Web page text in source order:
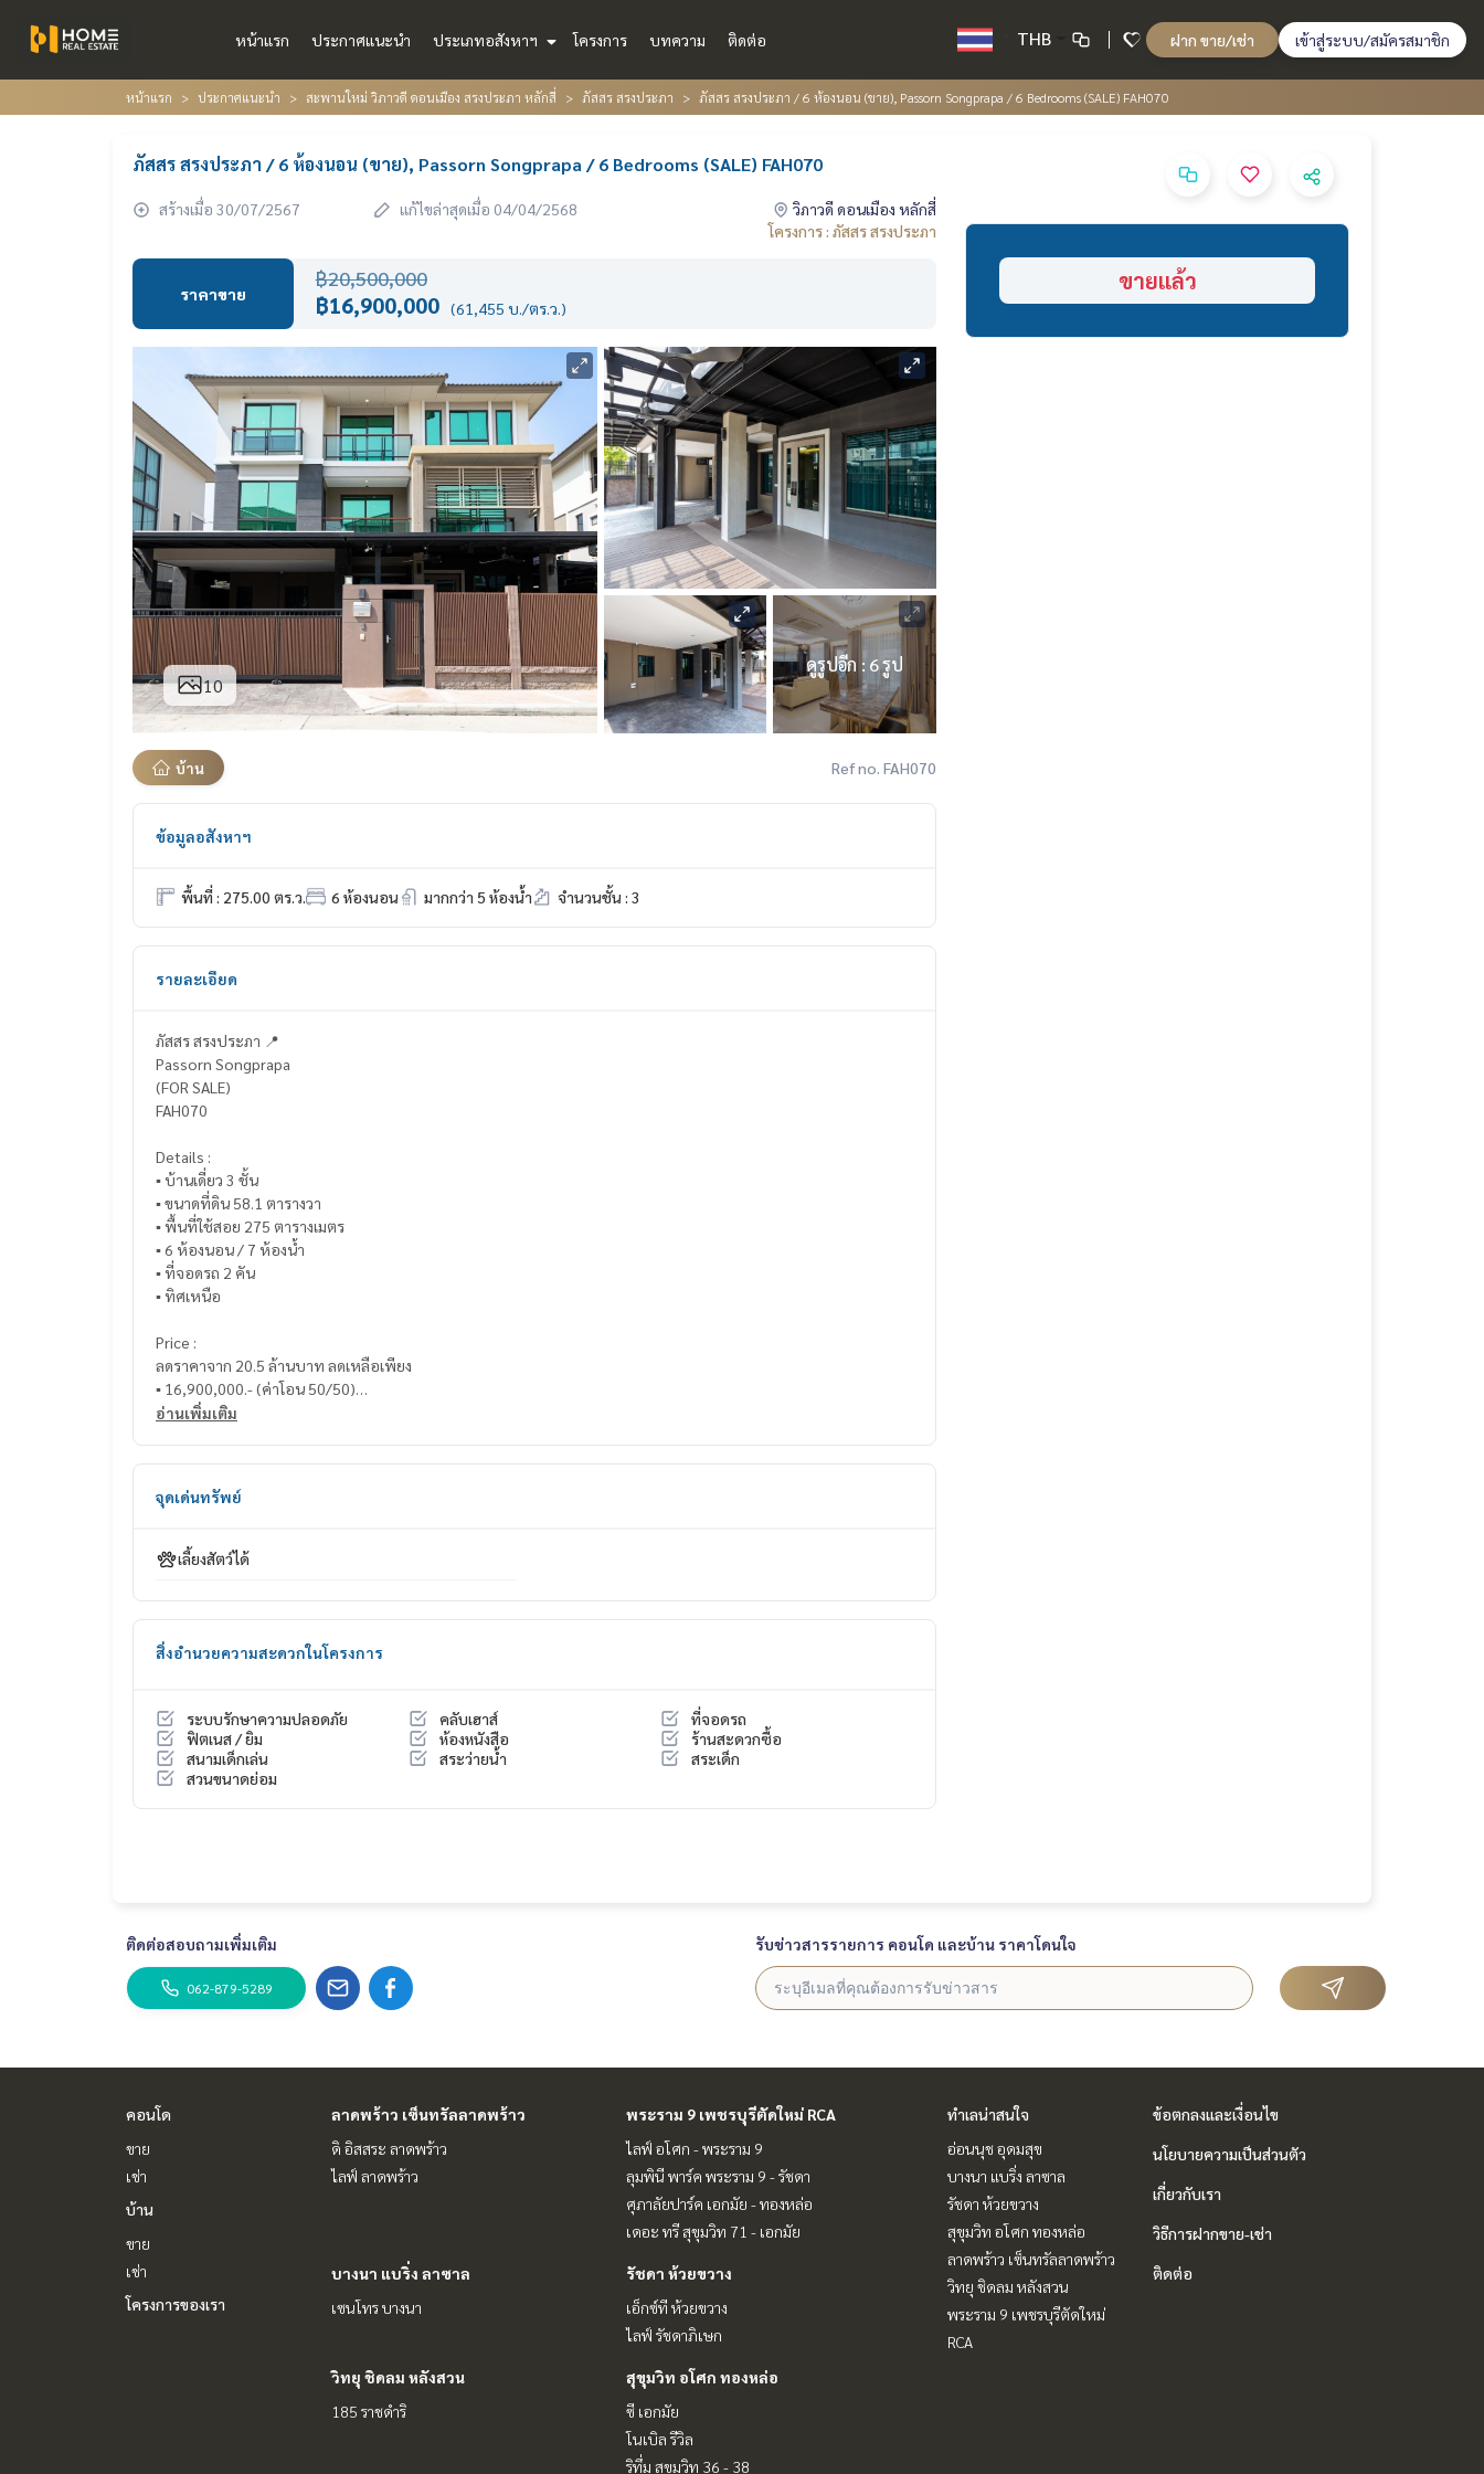
หน้าแรก ประกาศแนะนำ ประเภทอสังหาฯ โครงการ บทความ ติดต่อ THB ฝาก ขาย/เช่า เข้าสู่ระบบ/สมัครสมาชิก
หน้าแรก ประกาศแนะนำ สะพานใหม่ วิภาวดี ดอนเมือง สรงประภา หลักสี่ ภัสสร สรงประภา ภัสสร สรงประภา / 6 ห้องนอน (ขาย), Passorn Songprapa / 6 Bedrooms (SALE) FAH070
ภัสสร สรงประภา / 6 ห้องนอน (ขาย), Passorn Songprapa / 6 Bedrooms (SALE) FAH070
สร้างเมื่อ 30/07/2567 แก้ไขล่าสุดเมื่อ 04/04/2568
วิภาวดี ดอนเมือง หลักสี่
โครงการ : ภัสสร สรงประภา
ราคาขาย
฿20,500,000
฿16,900,000 (61,455 บ./ตร.ว.)
10
ดูรูปอีก : 6 รูป
บ้าน Ref no. FAH070
ข้อมูลอสังหาฯ
พื้นที่ : 275.00 ตร.ว. 6 ห้องนอน มากกว่า 5 ห้องน้ำ จำนวนชั้น : 3
รายละเอียด
ภัสสร สรงประภา 📍
Passorn Songprapa
(FOR SALE)
FAH070
Details :
▪️ บ้านเดี่ยว 3 ชั้น
▪️ ขนาดที่ดิน 58.1 ตารางวา
▪️ พื้นที่ใช้สอย 275 ตารางเมตร
▪️ 6 ห้องนอน / 7 ห้องน้ำ
▪️ ที่จอดรถ 2 คัน
▪️ ทิศเหนือ
Price :
ลดราคาจาก 20.5 ล้านบาท ลดเหลือเพียง
▪️ 16,900,000.- (ค่าโอน 50/50)
Tel :062-879-5289
LINE : @homethailand (มี@นำ)
“เพราะเราเชื่อว่าคุณภาพชีวิตที่ดี..
เริ่มต้นจากที่อยู่อาศัย❤️“
รวมดีล วิภาวดี แจ้งวัฒนะ ดอนเมือง
คลิก hashtag 👉 #HOME_VIPHA
_____________________________
✨ เราดูแลเรื่องสินเชื่อ ให้ ’ผู้ซื้อ’
พร้อมดอกเบี้ยพิเศษ เฉพาะลูกค้า HOME เท่านั้น
✨ เราดูแลรับ ‘ฝากขาย’ ไม่มีค่าใช้จ่าย
ช่วยวางแผน ให้ข้อมูล รักษาผลประโยชน์
ดูแลตั้งแต่ต้นจนจบกระบวนการขาย
Facebook : HOME - Real Estate Services
IG : homerealestateservices
อ่านเพิ่มเติม
จุดเด่นทรัพย์
เลี้ยงสัตว์ได้
สิ่งอำนวยความสะดวกในโครงการ
ระบบรักษาความปลอดภัย คลับเฮาส์
ที่จอดรถ
ฟิตเนส / ยิม
ห้องหนังสือ
ร้านสะดวกซื้อ
สนามเด็กเล่น
สระว่ายน้ำ
สระเด็ก
สวนขนาดย่อม
ขายแล้ว
ติดต่อสอบถามเพิ่มเติม
062-879-5289
รับข่าวสารรายการ คอนโด และบ้าน ราคาโดนใจ
คอนโด
ขาย
เช่า
บ้าน
ขาย
เช่า
โครงการของเรา
ลาดพร้าว เซ็นทรัลลาดพร้าว
ดิ อิสสระ ลาดพร้าว
ไลฟ์ ลาดพร้าว
พระราม 9 เพชรบุรีตัดใหม่ RCA
ไลฟ์ อโศก - พระราม 9
ลุมพินี พาร์ค พระราม 9 - รัชดา
ศุภาลัยปาร์ค เอกมัย - ทองหล่อ
เดอะ ทรี สุขุมวิท 71 - เอกมัย
บางนา แบริ่ง ลาซาล
เซนโทร บางนา
รัชดา ห้วยขวาง
เอ็กซ์ที ห้วยขวาง
ไลฟ์ รัชดาภิเษก
วิทยุ ชิดลม หลังสวน
185 ราชดำริ
สุขุมวิท อโศก ทองหล่อ
ซี เอกมัย
โนเบิล รีวิล
ริทึ่ม สุขุมวิท 36 - 38
ทำเลน่าสนใจ
อ่อนนุช อุดมสุข
บางนา แบริ่ง ลาซาล
รัชดา ห้วยขวาง
สุขุมวิท อโศก ทองหล่อ
ลาดพร้าว เซ็นทรัลลาดพร้าว
วิทยุ ชิดลม หลังสวน
พระราม 9 เพชรบุรีตัดใหม่
RCA
ข้อตกลงและเงื่อนไข
นโยบายความเป็นส่วนตัว
เกี่ยวกับเรา
วิธีการฝากขาย-เช่า
ติดต่อ